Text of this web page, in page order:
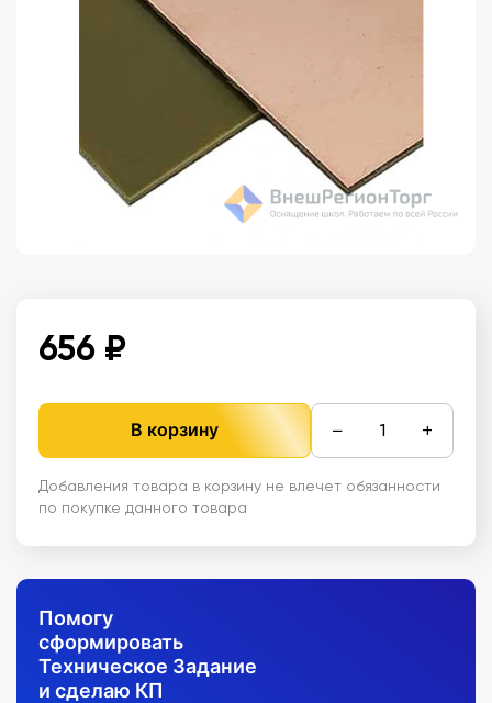
656 ₽
В корзину − +
Добавления товара в корзину не влечет обязанности
по покупке данного товара
Помогу
сформировать
Техническое Задание
и сделаю КП